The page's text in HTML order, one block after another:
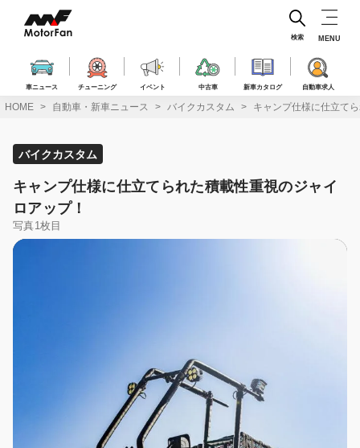
ス
車ニュース チューニング イベント 中古車 新車カタログ 自動車求人
検索 MENU
HOME 自動車・新車ニュース バイクカスタム キャンプ仕様に仕立て
バイクカスタム
キャンプ仕様に仕立てられた積載性重視のジャイ
ロアップ！
写真1枚目